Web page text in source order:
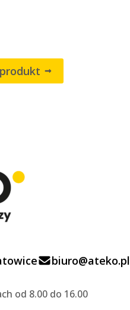
biuro@ateko.pl
od 8.00 do 16.00